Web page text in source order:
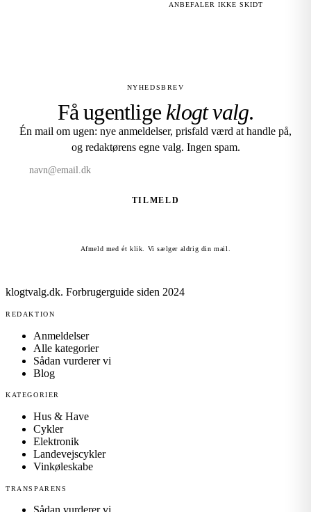
ANBEFALER IKKE SKIDT
NYHEDSBREV
Få ugentlige klogt valg.
Én mail om ugen: nye anmeldelser, prisfald værd at handle på,
og redaktørens egne valg. Ingen spam.
TILMELD
Afmeld med ét klik. Vi sælger aldrig din mail.
klogtvalg.dk. Forbrugerguide siden 2024
REDAKTION
Anmeldelser
Alle kategorier
Sådan vurderer vi
Blog
KATEGORIER
Hus & Have
Cykler
Elektronik
Landevejscykler
Vinkøleskabe
TRANSPARENS